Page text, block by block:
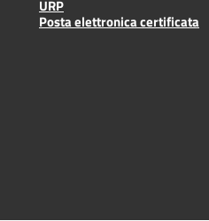
URP
Posta elettronica certificata